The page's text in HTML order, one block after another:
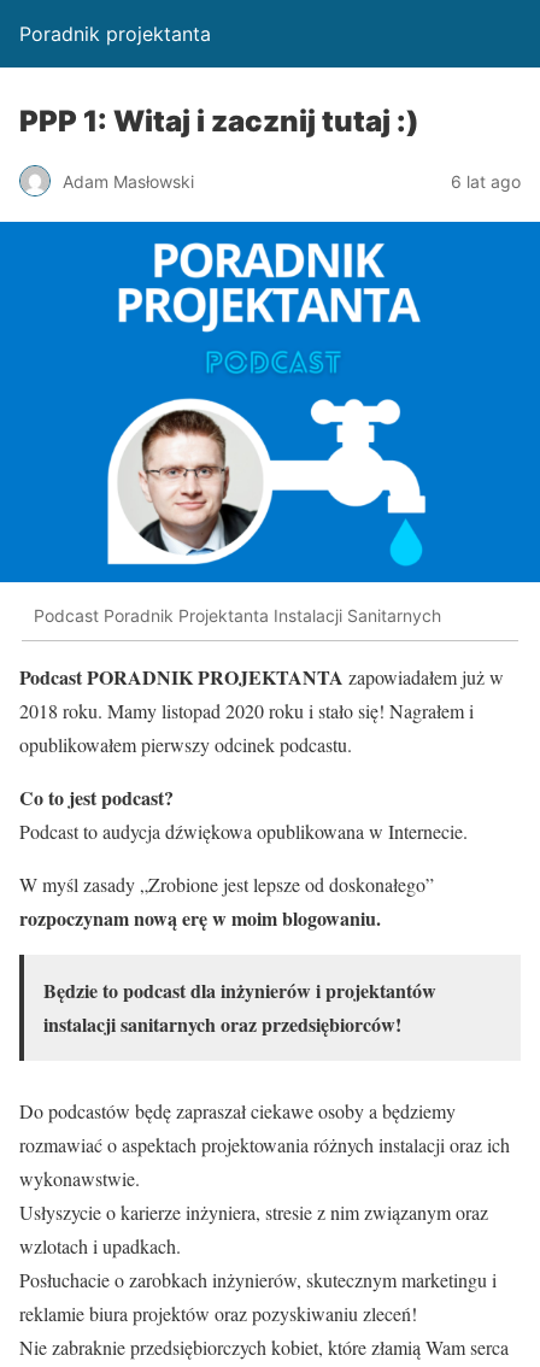
Poradnik projektanta
PPP 1: Witaj i zacznij tutaj :)
Adam Masłowski 6 lat ago
Podcast Poradnik Projektanta Instalacji Sanitarnych
Podcast PORADNIK PROJEKTANTA zapowiadałem już w
2018 roku. Mamy listopad 2020 roku i stało się! Nagrałem i
opublikowałem pierwszy odcinek podcastu.
Co to jest podcast?
Podcast to audycja dźwiękowa opublikowana w Internecie.
W myśl zasady „Zrobione jest lepsze od doskonałego”
rozpoczynam nową erę w moim blogowaniu.
Będzie to podcast dla inżynierów i projektantów
instalacji sanitarnych oraz przedsiębiorców!
Do podcastów będę zapraszał ciekawe osoby a będziemy
rozmawiać o aspektach projektowania różnych instalacji oraz ich
wykonawstwie.
Usłyszycie o karierze inżyniera, stresie z nim związanym oraz
wzlotach i upadkach.
Posłuchacie o zarobkach inżynierów, skutecznym marketingu i
reklamie biura projektów oraz pozyskiwaniu zleceń!
Nie zabraknie przedsiębiorczych kobiet, które złamią Wam serca